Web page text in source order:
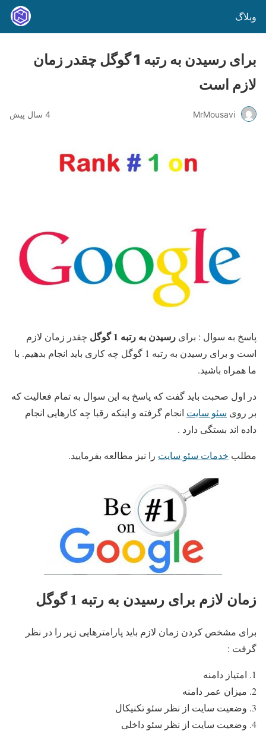
وبلاگ
برای رسیدن به رتبه 1 گوگل چقدر زمان
لازم است
MrMousavi 4 سال پیش
پاسخ به سوال : برای رسیدن به رتبه 1 گوگل
چقدر زمان لازم
است و برای رسیدن به رتبه 1 گوگل چه کاری باید انجام بدهیم. با
ما همراه باشید.
در اول صحبت باید گفت که پاسخ به این سوال به تمام فعالیت که
بر روی سئو سایت انجام گرفته و اینکه رقبا چه کارهایی انجام
داده اند بستگی دارد .
مطلب خدمات سئو سایت را نیز مطالعه بفرمایید.
زمان لازم برای رسیدن به رتبه 1 گوگل
برای مشخص کردن زمان لازم باید پارامترهایی زیر را در نظر
گرفت :
امتیاز دامنه
میزان عمر دامنه
وضعیت سایت از نظر سئو تکنیکال
وضعیت سایت از نظر سئو داخلی